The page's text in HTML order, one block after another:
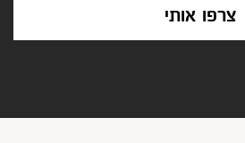
צרפו אותי